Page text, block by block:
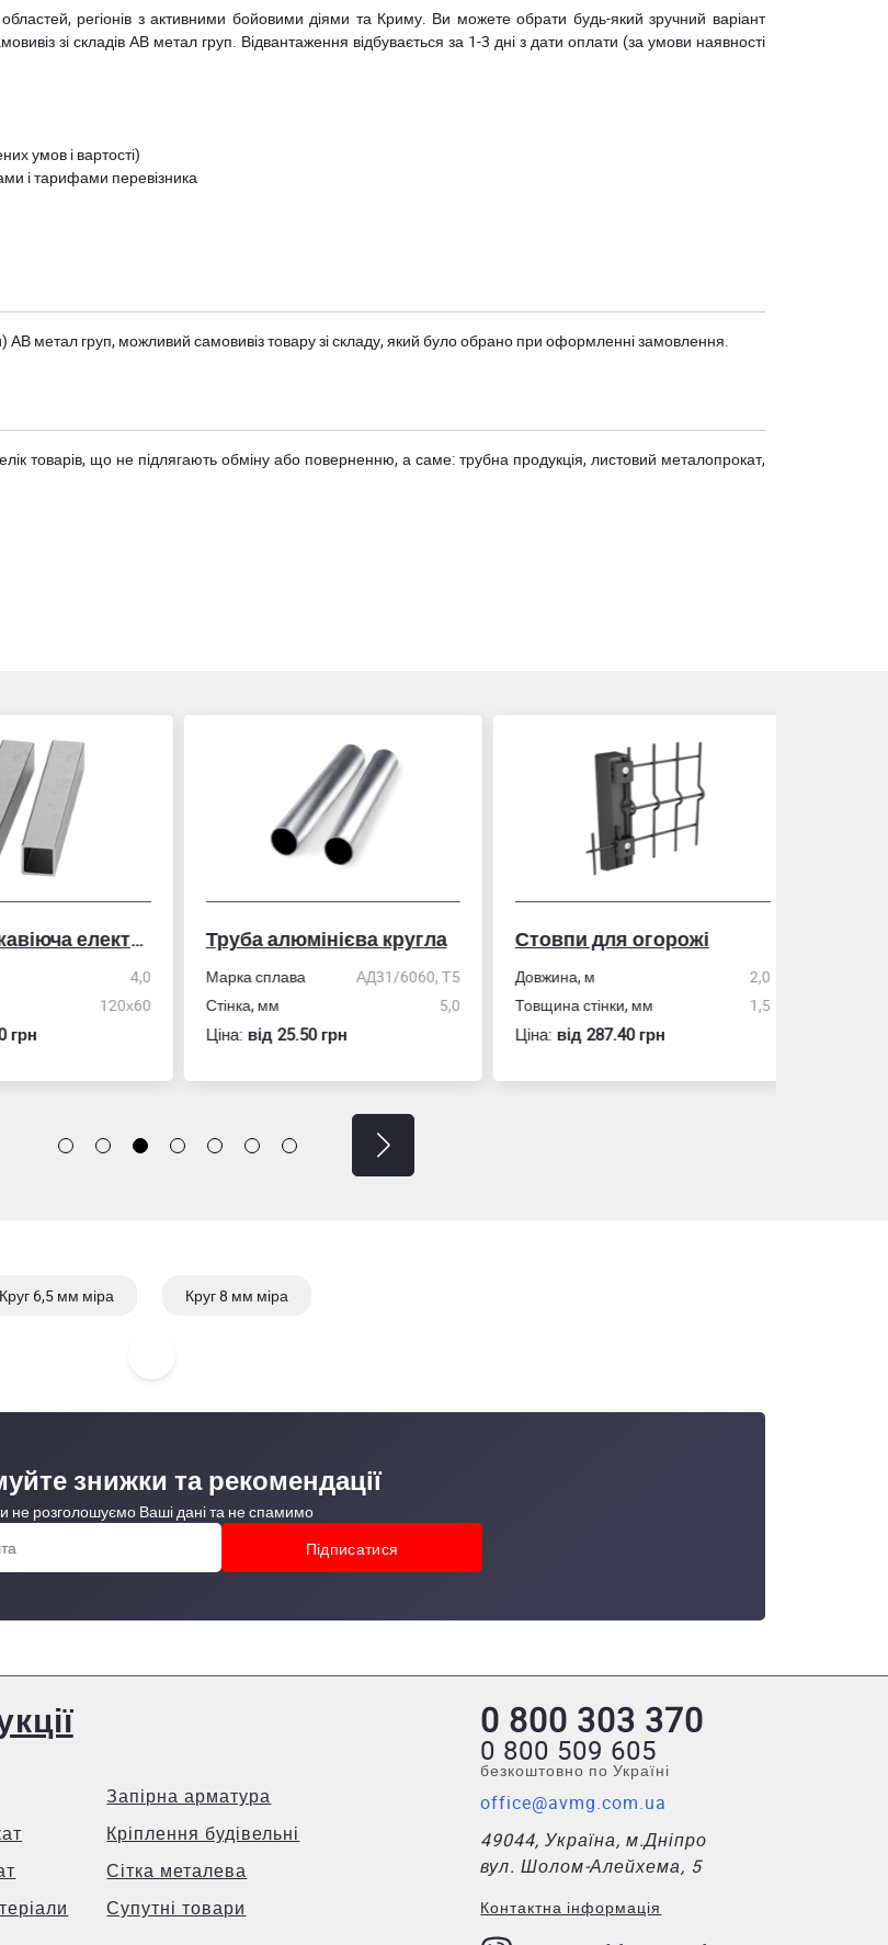
областей, регіонів з активними бойовими діями та Криму. Ви можете обрати будь-який зручний варіант
зі складів АВ метал груп. Відвантаження відбувається за 1-3 дні з дати оплати (за умови наявності
умов і вартості)
і тарифами перевізника
АВ метал груп, можливий самовивіз товару зі складу, який було обрано при оформленні замовлення.
товарів, що не підлягають обміну або поверненню, а саме: трубна продукція, листовий металопрокат,
Труба нержавіюча електрозварна профільна
120х60
Труба алюмінієва кругла
Марка сплава
АД31/6060, Т5
Стінка, мм
Ціна:вiд 25.50 грн
Стовпи для огорожі
Довжина, м
Товщина стінки, мм
Ціна:вiд 287.40 грн
Круг 6,5 мм міра Круг 8 мм міра
знижки та рекомендації
не розголошуємо Ваші дані та не спамимо
Запірна арматура
Кріплення будівельні
Сітка металева
Супутні товари
0 800 303 370
0 800 509 605
безкоштовно по Україні
office@avmg.com.ua
49044, Україна, м.Дніпро
вул. Шолом-Алейхема, 5
Контактна інформація